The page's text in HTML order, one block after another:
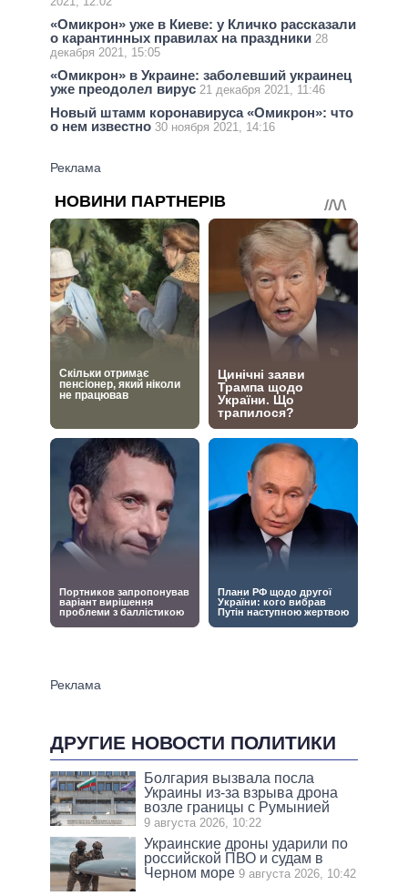
«Омикрон» уже в Киеве: у Кличко рассказали
о карантинных правилах на праздники 28
декабря 2021, 15:05
«Омикрон» в Украине: заболевший украинец
уже преодолел вирус 21 декабря 2021, 11:46
Новый штамм коронавируса «Омикрон»: что
о нем известно 30 ноября 2021, 14:16
ДРУГИЕ НОВОСТИ ПОЛИТИКИ
Болгария вызвала посла
Украины из-за взрыва дрона
возле границы с Румынией
9 августа 2026, 10:22
Украинские дроны ударили по
российской ПВО и судам в
Черном море 9 августа 2026, 10:42